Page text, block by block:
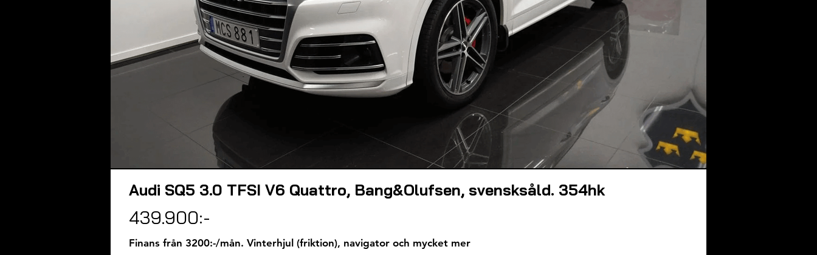
Audi SQ5 3.0 TFSI V6 Quattro, Bang&Olufsen, svensksåld. 354hk
439.900:-
Finans från 3200:-/mån. Vinterhjul (friktion), navigator och mycket mer